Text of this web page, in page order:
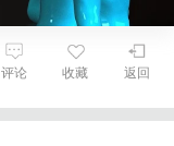
返回
收藏
评论